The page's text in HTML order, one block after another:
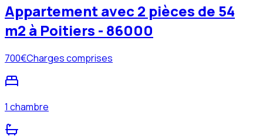
Appartement avec 2 pièces de 54
m2 à Poitiers - 86000
700€Charges comprises
1 chambre